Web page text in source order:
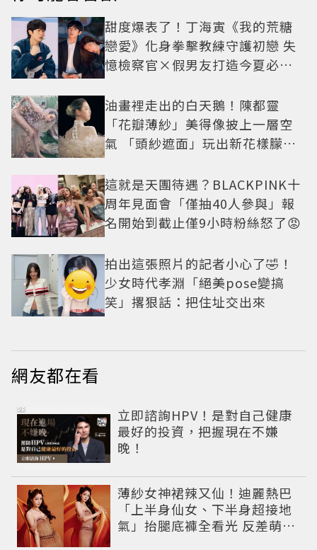
甜度爆表了！丁海寅《我的荒糖
戀愛》化身拳擊教練守護初戀 失
憶檢察官×假男友打造今夏必看
油畫裡走出的白天鵝！陳都靈
「花瓣薄紗」美得像披上一層空
氣 「頭紗遮面」玩出新花樣朦朧
這就是天團待遇？BLACKPINK十
周年見面會「僅抽40人參與」報
名開始到截止僅9小時粉絲怒了😡
拍出這張照片的記者小心了🤣！
少女時代孝淵「絕美pose變搞
笑」撂狠話：把住址交出來
網友都在看
立即諮詢HPV！是對自己健康
最好的投資，把握現在不嫌
晚！
PR
薄紗女神裙辣又仙！迪麗熱巴
「上半身仙女、下半身超接地
氣」抬腿底褲全看光 反差萌穿